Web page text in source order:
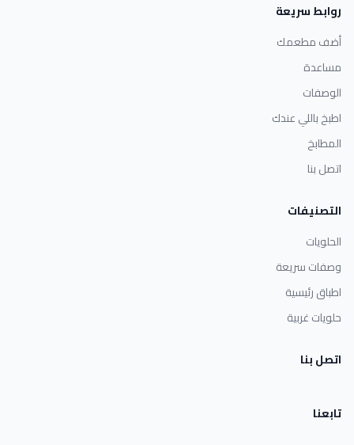
روابط سريعة
أضف مطعمك
مساعدة
الوصفات
اطبخ باللي عندك
المطابخ
اتصل بنا
التصنيفات
الحلويات
وصفات سريعة
اطباق رئيسية
حلويات غربية
اتصل بنا
تابعنا